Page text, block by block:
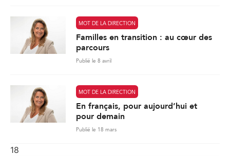
MOT DE LA DIRECTION
Familles en transition : au cœur des
parcours
Publié le 8 avril
MOT DE LA DIRECTION
En français, pour aujourd’hui et
pour demain
Publié le 18 mars
18